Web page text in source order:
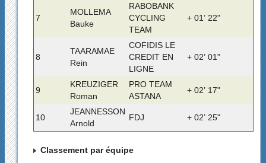
7
MOLLEMA
Bauke
RABOBANK
CYCLING
TEAM
+ 01’ 22"
8
TAARAMAE
Rein
COFIDIS LE
CREDIT EN
LIGNE
+ 02’ 01"
9
KREUZIGER
Roman
PRO TEAM
ASTANA
+ 02’ 17"
10
JEANNESSON
Arnold
FDJ + 02’ 25"
Classement par équipe